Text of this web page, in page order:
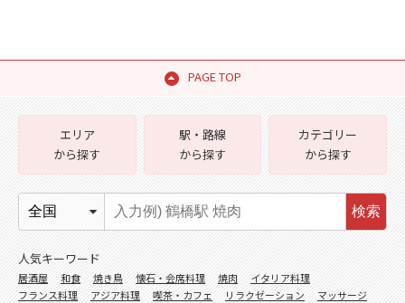
PAGE TOP
エリア
から探す
駅・路線
から探す
カテゴリー
から探す
検索
人気キーワード
居酒屋 和食 焼き鳥 懐石・会席料理 焼肉
イタリア料理
フランス料理
アジア料理 喫茶・カフェ リラクゼーション
マッサージ